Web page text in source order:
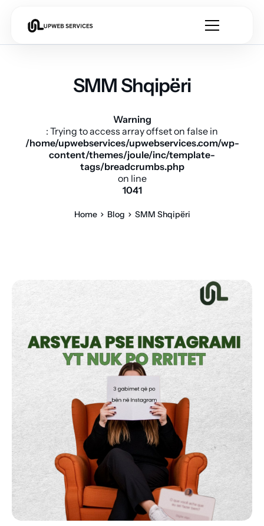
SMM Shqipëri
Warning
: Trying to access array offset on false in
/home/upwebservices/upwebservices.com/wp-
content/themes/joule/inc/template-
tags/breadcrumbs.php
on line
1041
Home Blog SMM Shqipëri